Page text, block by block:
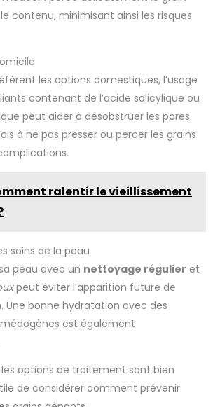
contenu, minimisant ainsi les risques
les options domestiques, l’usage
contenant de l’acide salicylique ou
peut aider à désobstruer les pores.
à ne pas presser ou percer les grains
ralentir le vieillissement
soins de la peau
peau avec un nettoyage régulier et
peut éviter l’apparition future de
Une bonne hydratation avec des
est également
options de traitement sont bien
de considérer comment prévenir